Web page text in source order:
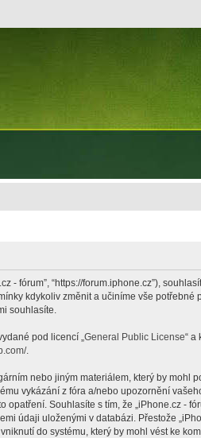
- fórum”, “https://forum.iphone.cz”),
kdykoliv změnit a učiníme vše
souhlasíte.
pod licencí „ General Public License“ a
.
nebo jiným materiálem, který by mohl
vykázání z fóra a/nebo upozornění
Souhlasíte s tím, že „iPhone.cz -
údaji uloženými v databázi. Přestože
do systému, který by mohl vést ke